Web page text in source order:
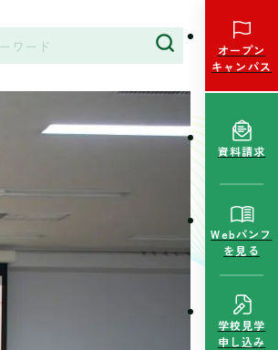
オープン
キャンパス
資料請求
Webパンフ
を見る
学校見学
申し込み